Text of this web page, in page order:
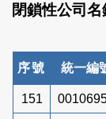
閉鎖性公司名
序號 統一編
151